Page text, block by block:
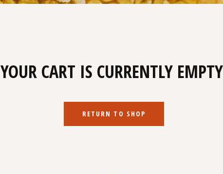
YOUR CART IS CURRENTLY
RETURN TO SHOP